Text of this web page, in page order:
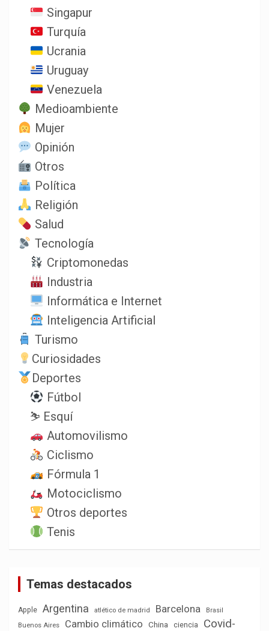
Singapur
Turquía
Ucrania
Uruguay
Venezuela
Medioambiente
Mujer
Opinión
Otros
Política
Religión
Salud
Tecnología
Criptomonedas
Industria
Informática e Internet
Inteligencia Artificial
Turismo
Curiosidades
Deportes
Fútbol
⛷️ Esquí
Automovilismo
Ciclismo
Fórmula 1
Motociclismo
Otros deportes
Tenis
Temas destacados
Apple Argentina atlético de madrid Barcelona
Brasil
Buenos Aires
Cambio climático China ciencia
Covid-